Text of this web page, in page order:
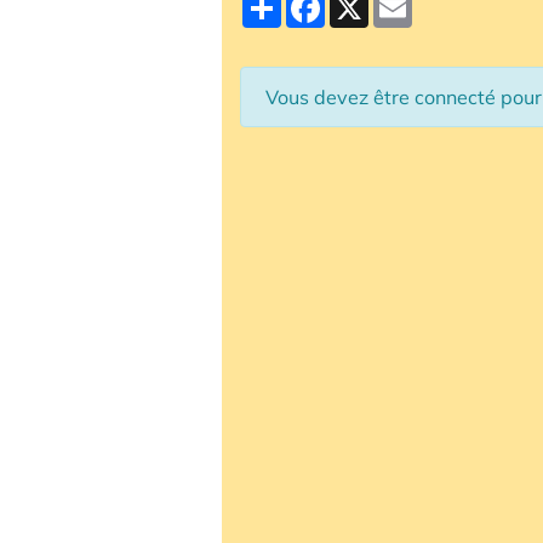
Vous devez être connecté